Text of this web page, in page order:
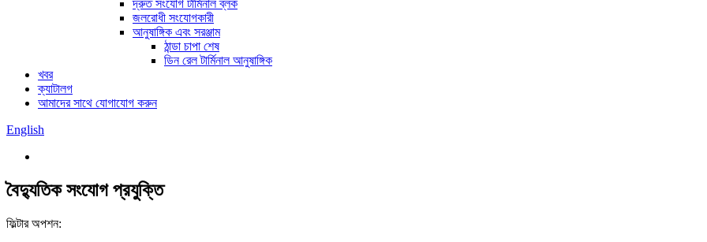
দ্রুত সংযোগ টার্মিনাল ব্লক
জলরোধী সংযোগকারী
আনুষাঙ্গিক এবং সরঞ্জাম
ঠান্ডা চাপা শেষ
ডিন রেল টার্মিনাল আনুষাঙ্গিক
খবর
ক্যাটালগ
আমাদের সাথে যোগাযোগ করুন
English
বৈদ্যুতিক সংযোগ প্রযুক্তি
ফিল্টার অপশন: